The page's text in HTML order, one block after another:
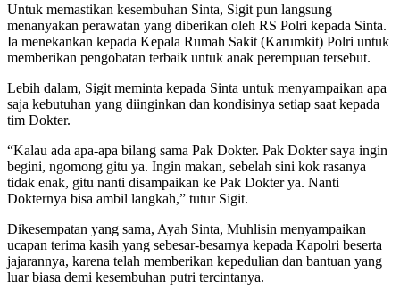
Untuk memastikan kesembuhan Sinta, Sigit pun langsung
menanyakan perawatan yang diberikan oleh RS Polri kepada Sinta.
Ia menekankan kepada Kepala Rumah Sakit (Karumkit) Polri untuk
memberikan pengobatan terbaik untuk anak perempuan tersebut.
Lebih dalam, Sigit meminta kepada Sinta untuk menyampaikan apa
saja kebutuhan yang diinginkan dan kondisinya setiap saat kepada
tim Dokter.
“Kalau ada apa-apa bilang sama Pak Dokter. Pak Dokter saya ingin
begini, ngomong gitu ya. Ingin makan, sebelah sini kok rasanya
tidak enak, gitu nanti disampaikan ke Pak Dokter ya. Nanti
Dokternya bisa ambil langkah,” tutur Sigit.
Dikesempatan yang sama, Ayah Sinta, Muhlisin menyampaikan
ucapan terima kasih yang sebesar-besarnya kepada Kapolri beserta
jajarannya, karena telah memberikan kepedulian dan bantuan yang
luar biasa demi kesembuhan putri tercintanya.